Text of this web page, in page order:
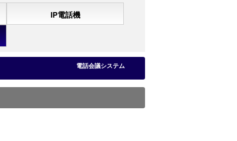
IP電話機
電話会議システム